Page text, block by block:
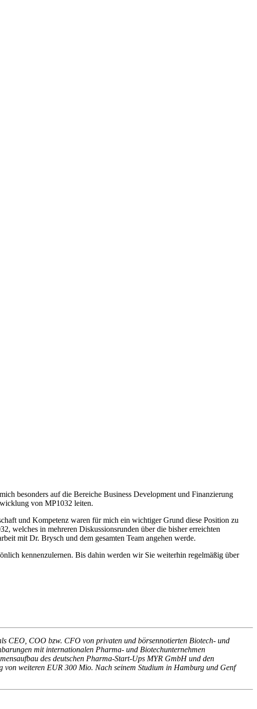
besonders auf die Bereiche Business Development und Finanzierung
von MP1032 leiten.
und Kompetenz waren für mich ein wichtiger Grund diese Position zu
welches in mehreren Diskussionsrunden über die bisher erreichten
mit Dr. Brysch und dem gesamten Team angehen werde.
kennenzulernen. Bis dahin werden wir Sie weiterhin regelmäßig über
CEO, COO bzw. CFO von privaten und börsennotierten Biotech- und
mit internationalen Pharma- und Biotechunternehmen
des deutschen Pharma-Start-Ups MYR GmbH und den
von weiteren EUR 300 Mio. Nach seinem Studium in Hamburg und Genf